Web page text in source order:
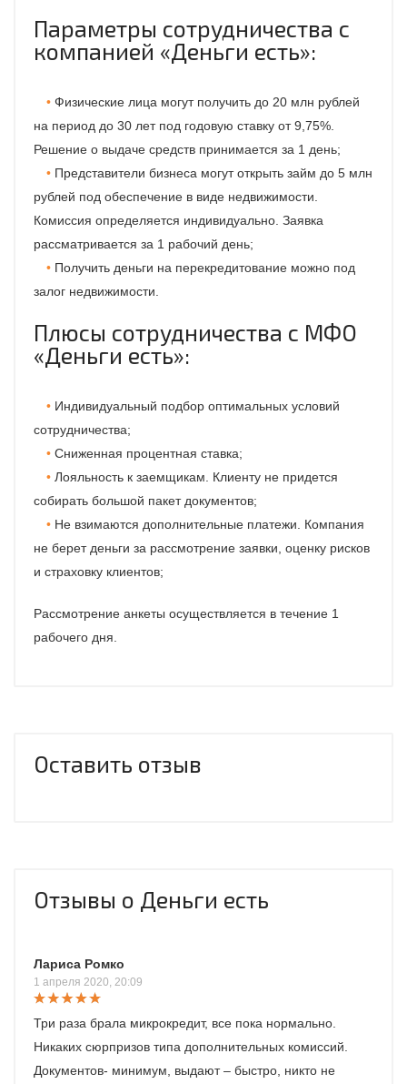
Параметры сотрудничества с
компанией «Деньги есть»:
Физические лица могут получить до 20 млн рублей
на период до 30 лет под годовую ставку от 9,75%.
Решение о выдаче средств принимается за 1 день;
Представители бизнеса могут открыть займ до 5 млн
рублей под обеспечение в виде недвижимости.
Комиссия определяется индивидуально. Заявка
рассматривается за 1 рабочий день;
Получить деньги на перекредитование можно под
залог недвижимости.
Плюсы сотрудничества с МФО
«Деньги есть»:
Индивидуальный подбор оптимальных условий
сотрудничества;
Сниженная процентная ставка;
Лояльность к заемщикам. Клиенту не придется
собирать большой пакет документов;
Не взимаются дополнительные платежи. Компания
не берет деньги за рассмотрение заявки, оценку рисков
и страховку клиентов;
Рассмотрение анкеты осуществляется в течение 1
рабочего дня.
Оставить отзыв
Отзывы о Деньги есть
Лариса Ромко
1 апреля 2020, 20:09
Три раза брала микрокредит, все пока нормально.
Никаких сюрпризов типа дополнительных комиссий.
Документов- минимум, выдают – быстро, никто не